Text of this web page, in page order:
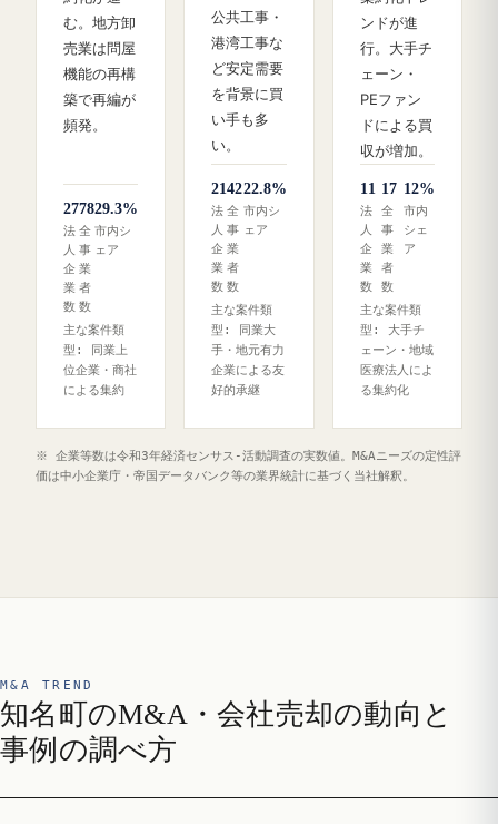
む。地方卸
売業は問屋
機能の再構
築で再編が
頻発。
27
法
人
企
業
数
78
全
事
業
者
数
29.3%
市内シ
ェア
主な案件類
型: 同業上
位企業・商社
による集約
公共工事・
港湾工事な
ど安定需要
を背景に買
い手も多
い。
21
法
人
企
業
数
42
全
事
業
者
数
22.8%
市内シ
ェア
主な案件類
型: 同業大
手・地元有力
企業による友
好的承継
ンドが進
行。大手チ
ェーン・
PEファン
ドによる買
収が増加。
11
法
人
企
業
数
17
全
事
業
者
数
12%
市内
シェ
ア
主な案件類
型: 大手チ
ェーン・地域
医療法人によ
る集約化
※ 企業等数は令和3年経済センサス‐活動調査の実数値。M&Aニーズの定性評
価は中小企業庁・帝国データバンク等の業界統計に基づく当社解釈。
M&A TREND
知名町のM&A・会社売却の動向と
事例の調べ方